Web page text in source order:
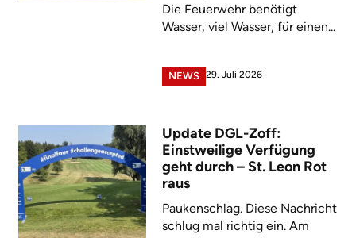
Die Feuerwehr benötigt
Wasser, viel Wasser, für einen...
NEWS 29. Juli 2026
Update DGL-Zoff:
Einstweilige Verfügung
geht durch – St. Leon Rot
raus
Paukenschlag. Diese Nachricht
schlug mal richtig ein. Am